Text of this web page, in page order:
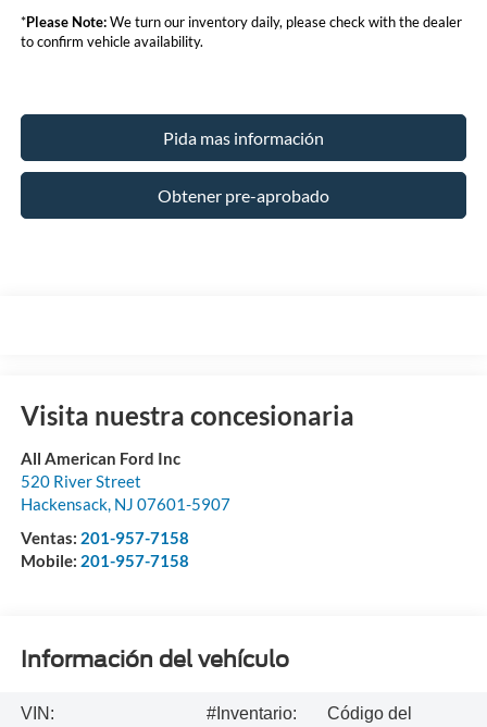
*Please Note:We turn our inventory daily, please check with the dealer
to confirm vehicle availability.
Pida mas información
Obtener pre-aprobado
Visita nuestra concesionaria
All American Ford Inc
520 River Street
Hackensack, NJ 07601-5907
Ventas: 201-957-7158
Mobile: 201-957-7158
Información del vehículo
VIN:
#Inventario:
Código del